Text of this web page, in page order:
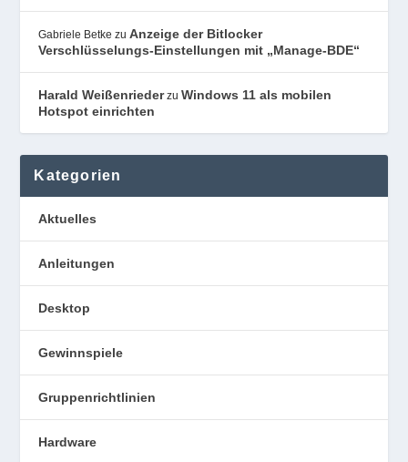
Gabriele Betke zuAnzeige der Bitlocker
Verschlüsselungs-Einstellungen mit „Manage-BDE“
Harald WeißenriederzuWindows 11 als mobilen
Hotspot einrichten
Kategorien
Aktuelles
Anleitungen
Desktop
Gewinnspiele
Gruppenrichtlinien
Hardware